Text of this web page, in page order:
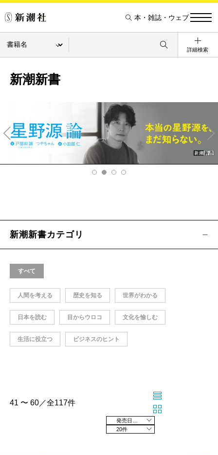
本・雑誌・ウェブ
詳細検索
新潮新書
v
Ne
xt
新潮新書カテゴリ
すべて
人間を考える 歴史を知る 世界がわかる
日本を読む 目からウロコ 文化を愉しむ
生活に役立つ ビジネスのヒント
41 〜 60／全117件
20件